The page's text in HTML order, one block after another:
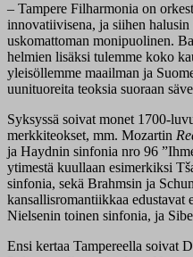
– Tampere Filharmonia on
innovatiivisena, ja siihen
uskomattoman monipuolinen.
helmien lisäksi tulemme koko
yleisöllemme maailman ja
uunituoreita teoksia suoraan
Syksyssä soivat monet 1700-
merkkiteokset, mm. Mozartin
ja Haydnin sinfonia nro 96
ytimestä kuullaan esimerkiksi
sinfonia, sekä Brahmsin ja
kansallisromantiikkaa edustavat
Nielsenin toinen sinfonia, ja
Ensi kertaa Tampereella soivat